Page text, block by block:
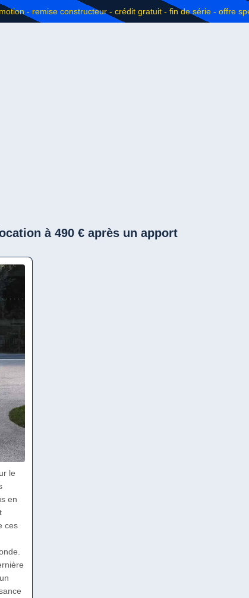
à 490 € après un apport
le
en
ces